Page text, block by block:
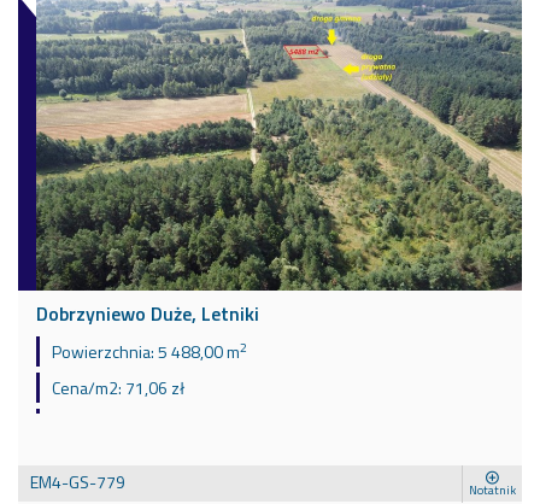
Dobrzyniewo Duże, Letniki
Powierzchnia:5 488,00 m2
Cena/m2: 71,06 zł
EM4-GS-779 Notatnik